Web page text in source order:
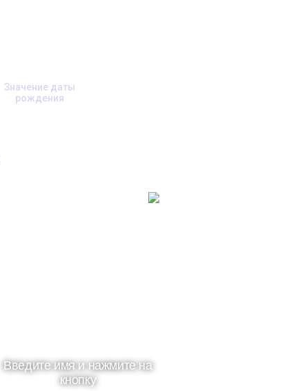
Значение даты
рождения
Введите имя и нажмите на
кнопку